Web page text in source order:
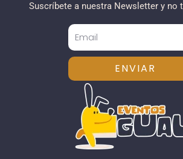
Suscríbete a nuestra Newsletter y no
ENVIAR